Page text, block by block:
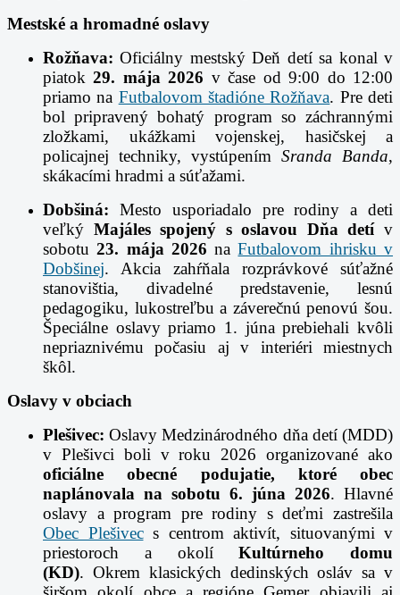
Mestské a hromadné oslavy
Rožňava: Oficiálny mestský Deň detí sa konal v
piatok29. mája 2026 v čase od 9:00 do 12:00
priamo na Futbalovom štadióne Rožňava. Pre deti
bol pripravený bohatý program so záchrannými
zložkami, ukážkami vojenskej, hasičskej a
policajnej techniky, vystúpením Sranda Banda,
skákacími hradmi a súťažami.
Dobšiná: Mesto usporiadalo pre rodiny a deti
veľký Majáles spojený s oslavou Dňa detív
sobotu23. mája 2026 naFutbalovom ihrisku v
Dobšinej. Akcia zahŕňala rozprávkové súťažné
stanovištia, divadelné predstavenie, lesnú
pedagogiku, lukostreľbu a záverečnú penovú šou.
Špeciálne oslavy priamo 1. júna prebiehali kvôli
nepriaznivému počasiu aj v interiéri miestnych
škôl.
Oslavy v obciach
Plešivec:Oslavy Medzinárodného dňa detí (MDD)
v Plešivci boli v roku 2026 organizované ako
oficiálne obecné podujatie, ktoré obec
naplánovala na sobotu 6. júna 2026. Hlavné
oslavy a program pre rodiny s deťmi zastrešila
Obec Plešivecs centrom aktivít, situovanými v
priestoroch a okolíKultúrneho domu
(KD). Okrem klasických dedinských osláv sa v